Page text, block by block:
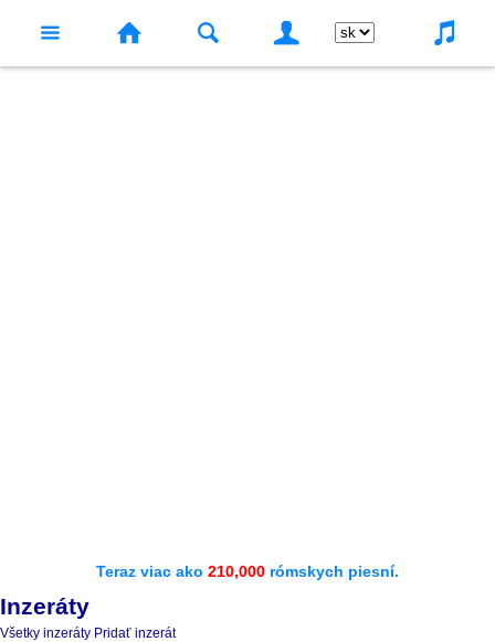
Teraz viac ako 210,000 rómskych piesní.
Inzeráty
Všetky inzeráty Pridať inzerát